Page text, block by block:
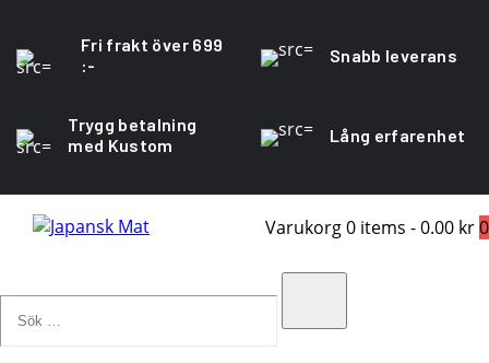
Fri frakt över 699
:-
Snabb leverans
Trygg betalning
med Kustom
Lång erfarenhet
Varukorg0 items -0.00 kr0